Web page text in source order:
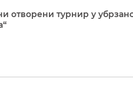
отворени турнир у